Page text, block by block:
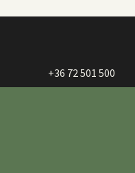
+36 72 501 500